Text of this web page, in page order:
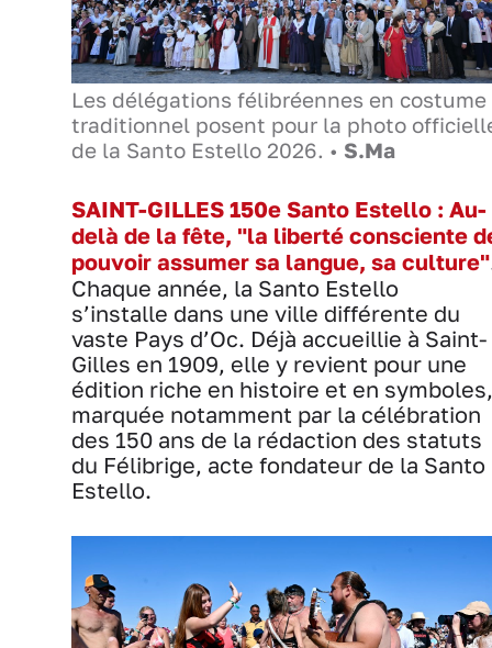
Les délégations félibréennes en costume
traditionnel posent pour la photo
de la Santo Estello 2026. • S.Ma
SAINT-GILLES 150e Santo Estello : Au-
delà de la fête, "la liberté consciente
pouvoir assumer sa langue, sa culture"
Chaque année, la Santo Estello
s’installe dans une ville différente du
vaste Pays d’Oc. Déjà accueillie à Saint-
Gilles en 1909, elle y revient pour une
édition riche en histoire et en symboles,
marquée notamment par la célébration
des 150 ans de la rédaction des statuts
du Félibrige, acte fondateur de la Santo
Estello.